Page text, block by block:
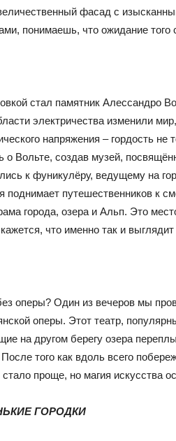
фасад с
понимаешь, что ожидание того
стал памятник Алессандро
электричества изменили
напряжения – гордость
о Вольте, создав музей,
к фуникулёру, ведущему на
поднимает путешественников к
города, озера и Альп. Это
что именно так и выглядит
оперы? Один из вечеров мы
оперы. Этот театр,
на другом берегу озера
того как вдоль всего
стало проще, но магия искусства
ГОРОДКИ